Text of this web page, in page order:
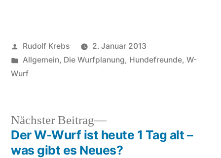
Veröffentlicht
von
Rudolf Krebs
2. Januar 2013
Veröffentlicht
in
Allgemein, Die Wurfplanung, Hundefreunde, W-
Wurf
Beitragsnavigation
Nächster Beitrag
Nächster
Beitrag:
Der W-Wurf ist heute 1 Tag alt –
was gibt es Neues?